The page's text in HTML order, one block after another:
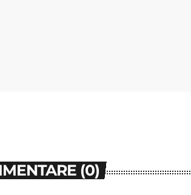
(0)